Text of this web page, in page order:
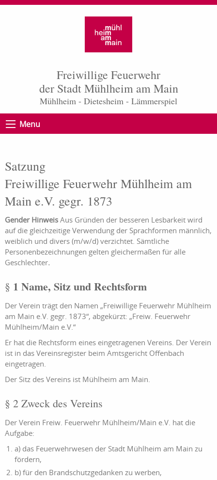
Freiwillige Feuerwehr
der Stadt Mühlheim am Main
Mühlheim - Dietesheim - Lämmerspiel
Menu
Satzung
Freiwillige Feuerwehr Mühlheim am
Main e.V. gegr. 1873
Gender Hinweis Aus Gründen der besseren Lesbarkeit wird
auf die gleichzeitige Verwendung der Sprachformen männlich,
weiblich und divers (m/w/d) verzichtet. Sämtliche
Personenbezeichnungen gelten gleichermaßen für alle
Geschlechter.
§ 1 Name, Sitz und Rechtsform
Der Verein trägt den Namen „Freiwillige Feuerwehr Mühlheim
am Main e.V. gegr. 1873“, abgekürzt: „Freiw. Feuerwehr
Mühlheim/Main e.V.“
Er hat die Rechtsform eines eingetragenen Vereins. Der Verein
ist in das Vereinsregister beim Amtsgericht Offenbach
eingetragen.
Der Sitz des Vereins ist Mühlheim am Main.
§ 2 Zweck des Vereins
Der Verein Freiw. Feuerwehr Mühlheim/Main e.V. hat die
Aufgabe:
a) das Feuerwehrwesen der Stadt Mühlheim am Main zu
fördern,
b) für den Brandschutzgedanken zu werben,